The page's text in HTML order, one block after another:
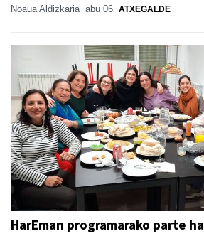
Noaua Aldizkaria abu 06 ATXEGALDE
HarEman programarako parte